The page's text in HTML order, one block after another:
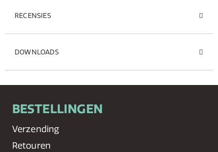
RECENSIES
DOWNLOADS
BESTELLINGEN
Verzending
Retouren